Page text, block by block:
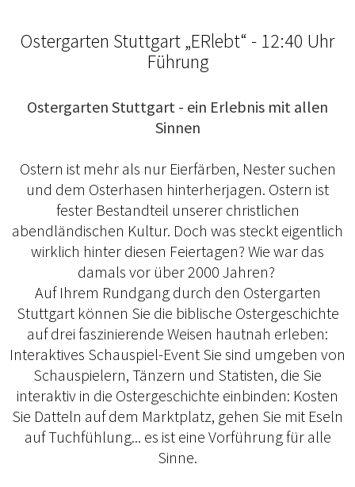
Ostergarten Stuttgart „ERlebt“ - 12:40 Uhr
Führung
Ostergarten Stuttgart - ein Erlebnis mit allen
Sinnen
Ostern ist mehr als nur Eierfärben, Nester suchen
und dem Osterhasen hinterherjagen. Ostern ist
fester Bestandteil unserer christlichen
abendländischen Kultur. Doch was steckt eigentlich
wirklich hinter diesen Feiertagen? Wie war das
damals vor über 2000 Jahren?
Auf Ihrem Rundgang durch den Ostergarten
Stuttgart können Sie die biblische Ostergeschichte
auf drei faszinierende Weisen hautnah erleben:
Interaktives Schauspiel-Event Sie sind umgeben von
Schauspielern, Tänzern und Statisten, die Sie
interaktiv in die Ostergeschichte einbinden: Kosten
Sie Datteln auf dem Marktplatz, gehen Sie mit Eseln
auf Tuchfühlung... es ist eine Vorführung für alle
Sinne.